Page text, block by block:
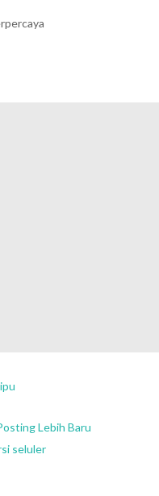
Lebih Baru
seluler